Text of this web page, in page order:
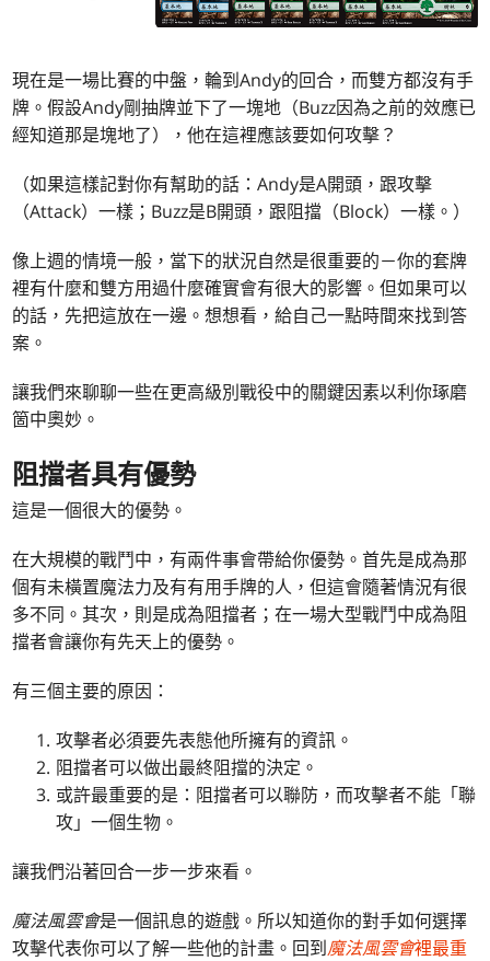
現在是一場比賽的中盤，輪到Andy的回合，而雙方都沒有手
牌。假設Andy剛抽牌並下了一塊地（Buzz因為之前的效應已
經知道那是塊地了），他在這裡應該要如何攻擊？
（如果這樣記對你有幫助的話：Andy是A開頭，跟攻擊
（Attack）一樣；Buzz是B開頭，跟阻擋（Block）一樣。）
像上週的情境一般，當下的狀況自然是很重要的－你的套牌
裡有什麼和雙方用過什麼確實會有很大的影響。但如果可以
的話，先把這放在一邊。想想看，給自己一點時間來找到答
案。
讓我們來聊聊一些在更高級別戰役中的關鍵因素以利你琢磨
箇中奧妙。
阻擋者具有優勢
這是一個很大的優勢。
在大規模的戰鬥中，有兩件事會帶給你優勢。首先是成為那
個有未橫置魔法力及有有用手牌的人，但這會隨著情況有很
多不同。其次，則是成為阻擋者；在一場大型戰鬥中成為阻
擋者會讓你有先天上的優勢。
有三個主要的原因：
攻擊者必須要先表態他所擁有的資訊。
阻擋者可以做出最終阻擋的決定。
或許最重要的是：阻擋者可以聯防，而攻擊者不能「聯
攻」一個生物。
讓我們沿著回合一步一步來看。
魔法風雲會是一個訊息的遊戲。所以知道你的對手如何選擇
攻擊代表你可以了解一些他的計畫。回到魔法風雲會裡最重